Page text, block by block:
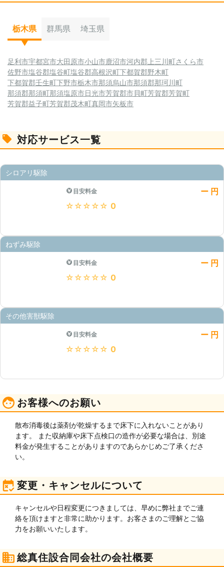
栃木県 群馬県 埼玉県
足利市宇都宮市大田原市小山市鹿沼市河内郡上三川町さくら市
佐野市塩谷郡塩谷町塩谷郡高根沢町下都賀郡野木町
下都賀郡壬生町下野市栃木市那須烏山市那須郡那珂川町
那須郡那須町那須塩原市日光市芳賀郡市貝町芳賀郡芳賀町
芳賀郡益子町芳賀郡茂木町真岡市矢板市
対応サービス一覧
シロアリ駆除
目安料金
ー 円
★★★★★ 0
ねずみ駆除
目安料金
ー 円
★★★★★ 0
その他害獣駆除
目安料金
ー 円
★★★★★ 0
お客様へのお願い
散布消毒後は薬剤が乾燥するまで床下に入れないことがあり
ます。 また収納庫や床下点検口の造作が必要な場合は、別途
料金が発生することがありますのであらかじめご了承くださ
い。
変更・キャンセルについて
キャンセルや日程変更につきましては、早めに弊社までご連
絡を頂けますと非常に助かります。お客さまのご理解とご協
力をお願いいたします。
総真住設合同会社の会社概要